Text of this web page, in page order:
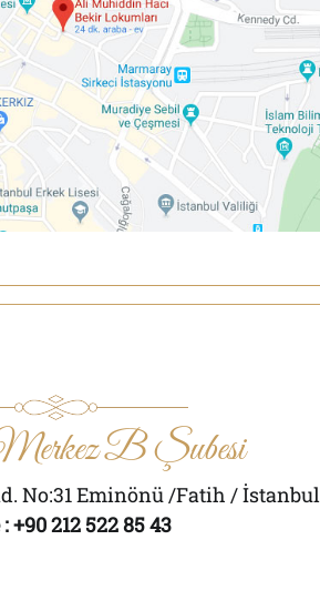
B Şubesi
No:31 Eminönü /Fatih / İstanbul
+90 212 522 85 43